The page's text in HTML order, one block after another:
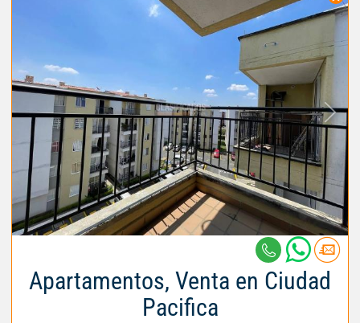
Apartamentos, Venta en Ciudad
Pacifica